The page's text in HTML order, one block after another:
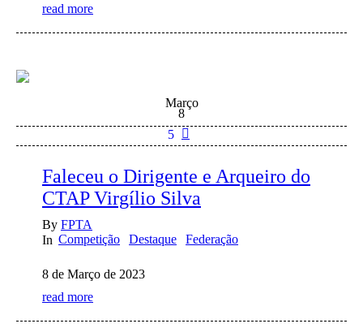
read more
Março
8
5
Faleceu o Dirigente e Arqueiro do
CTAP Virgílio Silva
By FPTA
In Competição Destaque Federação
8 de Março de 2023
read more